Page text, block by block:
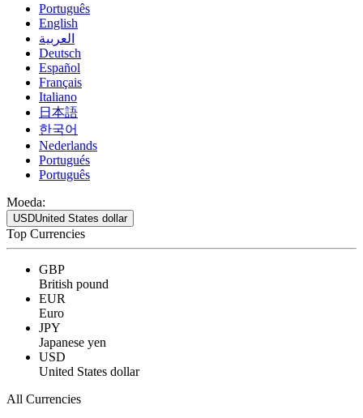
Português
English
العربية
Deutsch
Español
Français
Italiano
日本語
한국어
Nederlands
Portugués
Português
Moeda:
USDUnited States dollar
Top Currencies
GBP
British pound
EUR
Euro
JPY
Japanese yen
USD
United States dollar
All Currencies